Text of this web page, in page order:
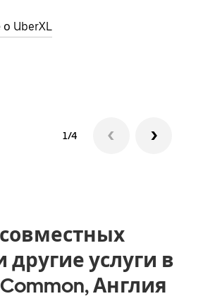
UberXL
1/4
другие услуги в
Common, Англия